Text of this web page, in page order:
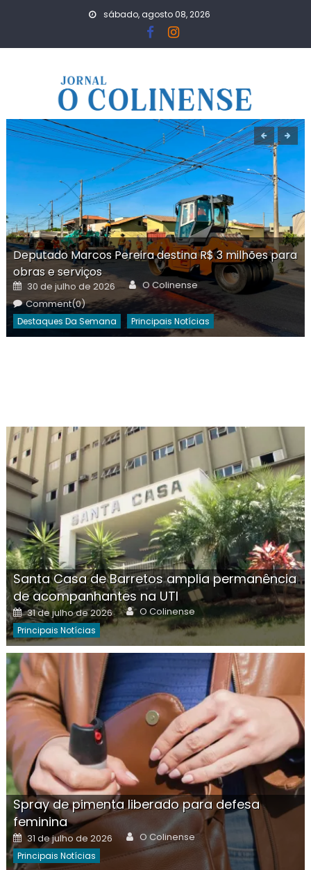
sábado, agosto 08, 2026
Deputado Marcos Pereira destina R$ 3 milhões para
obras e serviços
Posted
on
30 de julho de 2026 Author
O Colinense
Comment(0)
Destaques Da Semana Principais Notícias
Santa Casa de Barretos amplia permanência
de acompanhantes na UTI
Posted
on
31 de julho de 2026 Author
O Colinense
Principais Notícias
Spray de pimenta liberado para defesa
feminina
Posted
on
31 de julho de 2026 Author
O Colinense
Principais Notícias